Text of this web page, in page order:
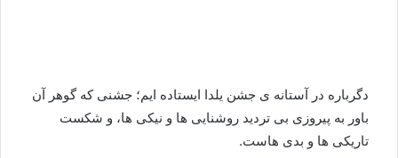
دگرباره در آستانه ی جشن یلدا ایستاده ایم؛ جشنی که گوهر آن
باور به پیروزی بی تردید روشنایی ها و نیکی ها، و شکست
تاریکی ها و بدی هاست.